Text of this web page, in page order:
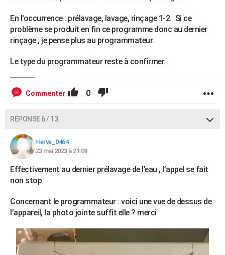
En l'occurrence : prélavage, lavage, rinçage 1-2. Si ce
problème se produit en fin ce programme donc au dernier
rinçage ; je pense plus au programmateur.
Le type du programmateur reste à confirmer.
Commenter 0
RÉPONSE 6 / 13
Herve_0464
23 mai 2023 à 21:09
Effectivement au dernier prélavage de l’eau , l’appel se fait
non stop
Concernant le programmateur : voici une vue de dessus de
l’appareil, la photo jointe suffit elle ? merci